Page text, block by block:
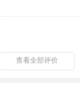
查看全部评价